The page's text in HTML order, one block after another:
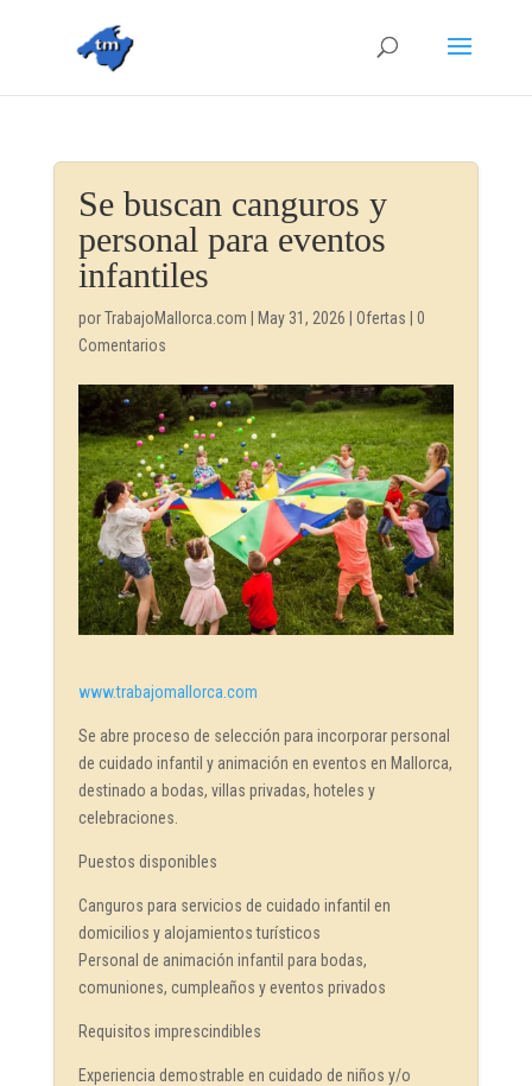
Se buscan canguros y
personal para eventos
infantiles
porTrabajoMallorca.com May 31, 2026 Ofertas
0
Comentarios
www.trabajomallorca.com
Se abre proceso de selección para incorporar personal
de cuidado infantil y animación en eventos en Mallorca,
destinado a bodas, villas privadas, hoteles y
celebraciones.
Puestos disponibles
Canguros para servicios de cuidado infantil en
domicilios y alojamientos turísticos
Personal de animación infantil para bodas,
comuniones, cumpleaños y eventos privados
Requisitos imprescindibles
Experiencia demostrable en cuidado de niños y/o